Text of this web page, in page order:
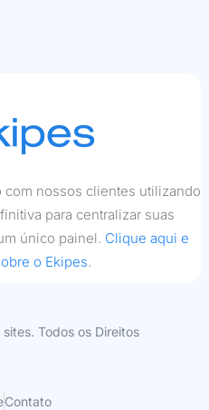
nossos clientes utilizando
para centralizar suas
único painel. Clique aqui e
o Ekipes.
Todos os Direitos
Contato